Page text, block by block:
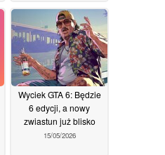
MB
17/05/2026
Wyciek GTA 6: Będzie
6 edycji, a nowy
zwiastun już blisko
15/05/2026